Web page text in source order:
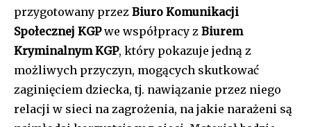
przygotowany przez Biuro Komunikacji
Społecznej KGPwe współpracy z Biurem
Kryminalnym KGP, który pokazuje jedną z
możliwych przyczyn, mogących skutkować
zaginięciem dziecka, tj. nawiązanie przez niego
relacji w sieci na zagrożenia, na jakie narażeni są